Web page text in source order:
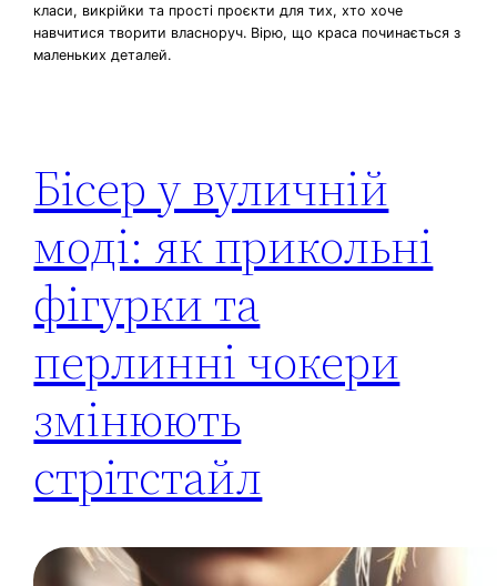
класи, викрійки та прості проєкти для тих, хто хоче
навчитися творити власноруч. Вірю, що краса починається з
маленьких деталей.
Бісер у вуличній
моді: як прикольні
фігурки та
перлинні чокери
змінюють
стрітстайл